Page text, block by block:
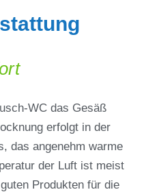
WC das Gesäß
erfolgt in der
das angenehm warme
der Luft ist meist
Produkten für die